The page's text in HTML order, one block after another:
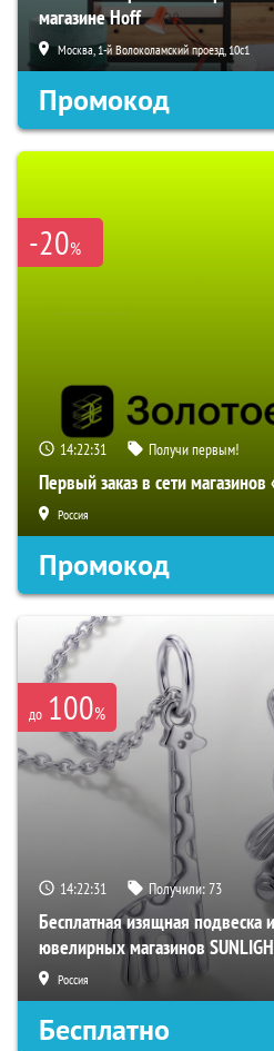
магазине Hoff
Москва, 1-й Волоколамский проезд, 10с1
Промокод
-20%
14:22:30 Получи первым!
Первый заказ в сети
Россия
Промокод
до 100%
14:22:30 Получили:73
Бесплатная изящная подвеска
ювелирных магазинов
Россия
Бесплатно